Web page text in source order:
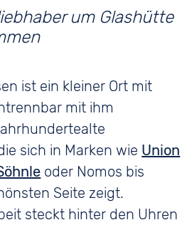
ist ein kleiner Ort mit
mit ihm
sich in Marken wie Union
oder Nomos bis
Seite zeigt.
steckt hinter den Uhren